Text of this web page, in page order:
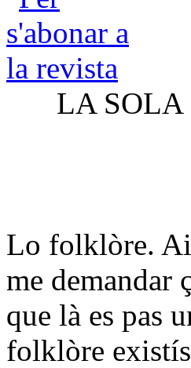
LA SOLA
Lo folklòre. Ai
me demandar
que là es pas
folklòre